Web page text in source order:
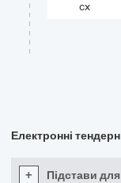
cx
Електронні
+ Підстави для